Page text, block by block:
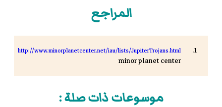
المراجع
http://www.minorplanetcenter.net/iau/lists/JupiterTrojans.html
minor planet center
موسوعات ذات صلة :